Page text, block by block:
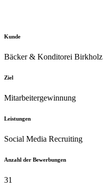
Kunde
Bäcker & Konditorei Birkholz
Ziel
Mitarbeitergewinnung
Leistungen
Social Media Recruiting
Anzahl der Bewerbungen
31